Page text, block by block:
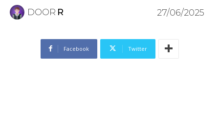
DOOR R 27/06/2025
Facebook Twitter